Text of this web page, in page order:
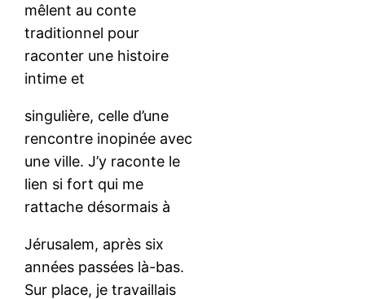
mêlent au conte
traditionnel pour
raconter une histoire
intime et
singulière, celle d’une
rencontre inopinée avec
une ville. J’y raconte le
lien si fort qui me
rattache désormais à
Jérusalem, après six
années passées là-bas.
Sur place, je travaillais